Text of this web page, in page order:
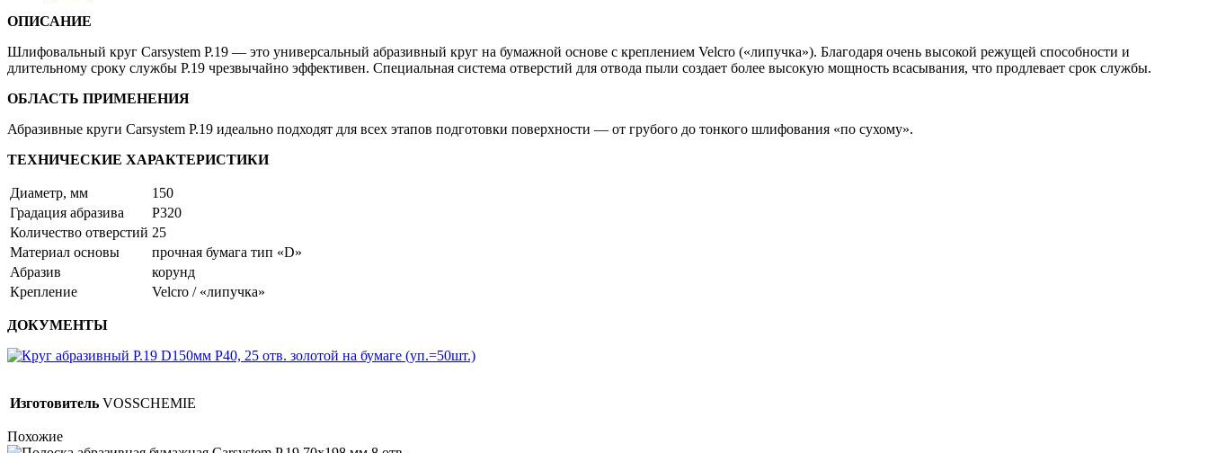
отв.
на
бумаге
ОПИСАНИЕ
Шлифовальный круг Carsystem P.19 — это универсальный абразивный круг на бумажной основе с креплением Velcro («липучка»). Благодаря очень высокой режущей способности и
длительному сроку службы P.19 чрезвычайно эффективен. Специальная система отверстий для отвода пыли создает более высокую мощность всасывания, что продлевает срок службы.
ОБЛАСТЬ ПРИМЕНЕНИЯ
Абразивные круги Carsystem P.19 идеально подходят для всех этапов подготовки поверхности — от грубого до тонкого шлифования «по сухому».
ТЕХНИЧЕСКИЕ ХАРАКТЕРИСТИКИ
Диаметр, мм
150
Градация абразива
P320
Количество отверстий 25
Материал основы
прочная бумага тип «D»
Абразив
корунд
Крепление
Velcro / «липучка»
ДОКУМЕНТЫ
Изготовитель VOSSCHEMIE
Похожие